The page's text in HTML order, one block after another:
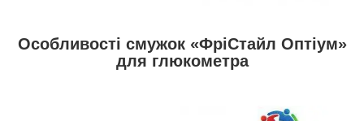
Особливості смужок «ФріСтайл Оптіум»
для глюкометра